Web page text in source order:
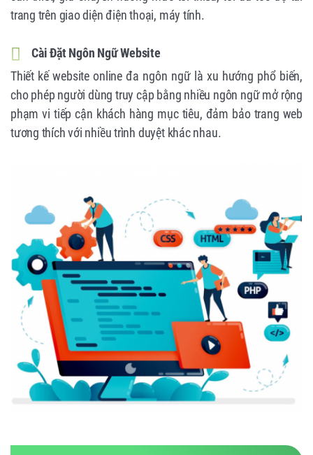
trang trên giao diện điện thoại, máy tính.
Cài Đặt Ngôn Ngữ Website
Thiết kế website online đa ngôn ngữ là xu hướng phổ biến,
cho phép người dùng truy cập bằng nhiều ngôn ngữ mở rộng
phạm vi tiếp cận khách hàng mục tiêu, đảm bảo trang web
tương thích với nhiều trình duyệt khác nhau.